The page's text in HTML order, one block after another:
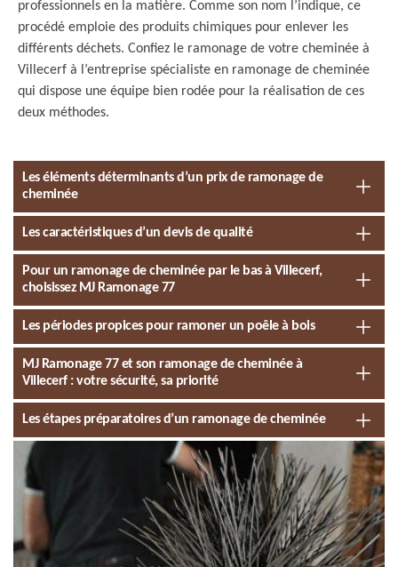
professionnels en la matière. Comme son nom l’indique, ce
procédé emploie des produits chimiques pour enlever les
différents déchets. Confiez le ramonage de votre cheminée à
Villecerf à l’entreprise spécialiste en ramonage de cheminée
qui dispose une équipe bien rodée pour la réalisation de ces
deux méthodes.
Les éléments déterminants d’un prix de ramonage de
cheminée
Les caractéristiques d’un devis de qualité
Pour un ramonage de cheminée par le bas à Villecerf,
choisissez MJ Ramonage 77
Les périodes propices pour ramoner un poêle à bois
MJ Ramonage 77 et son ramonage de cheminée à
Villecerf : votre sécurité, sa priorité
Les étapes préparatoires d’un ramonage de cheminée